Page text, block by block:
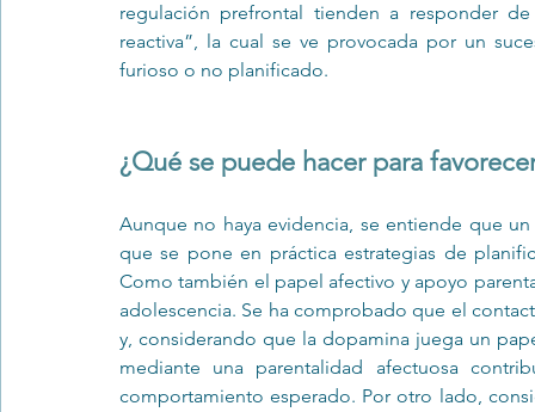
regulación prefrontal tienden a responder
reactiva”, la cual se ve provocada por un
furioso o no planificado.
¿Qué se puede hacer para
Aunque no haya evidencia, se entiende que
que se pone en práctica estrategias de
Como también el papel afectivo y apoyo
adolescencia. Se ha comprobado que el
y, considerando que la dopamina juega un
mediante una parentalidad afectuosa
comportamiento esperado. Por otro lado,